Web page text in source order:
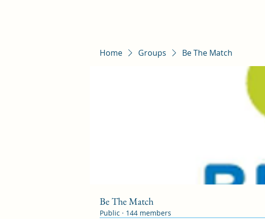
Home Groups Be The Match
Be The Match
Public · 144 members